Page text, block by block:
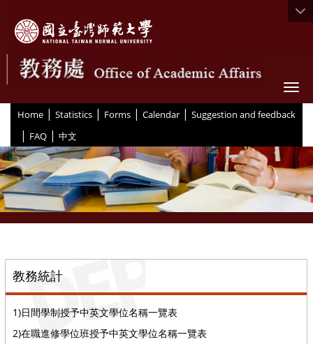
Home | Statistics | Forms | Calendar | Suggestion and feedback
| FAQ | 中文
教務統計
1)日間學制授予中英文學位名稱一覽表
2)在職進修學位班授予中英文學位名稱一覽表